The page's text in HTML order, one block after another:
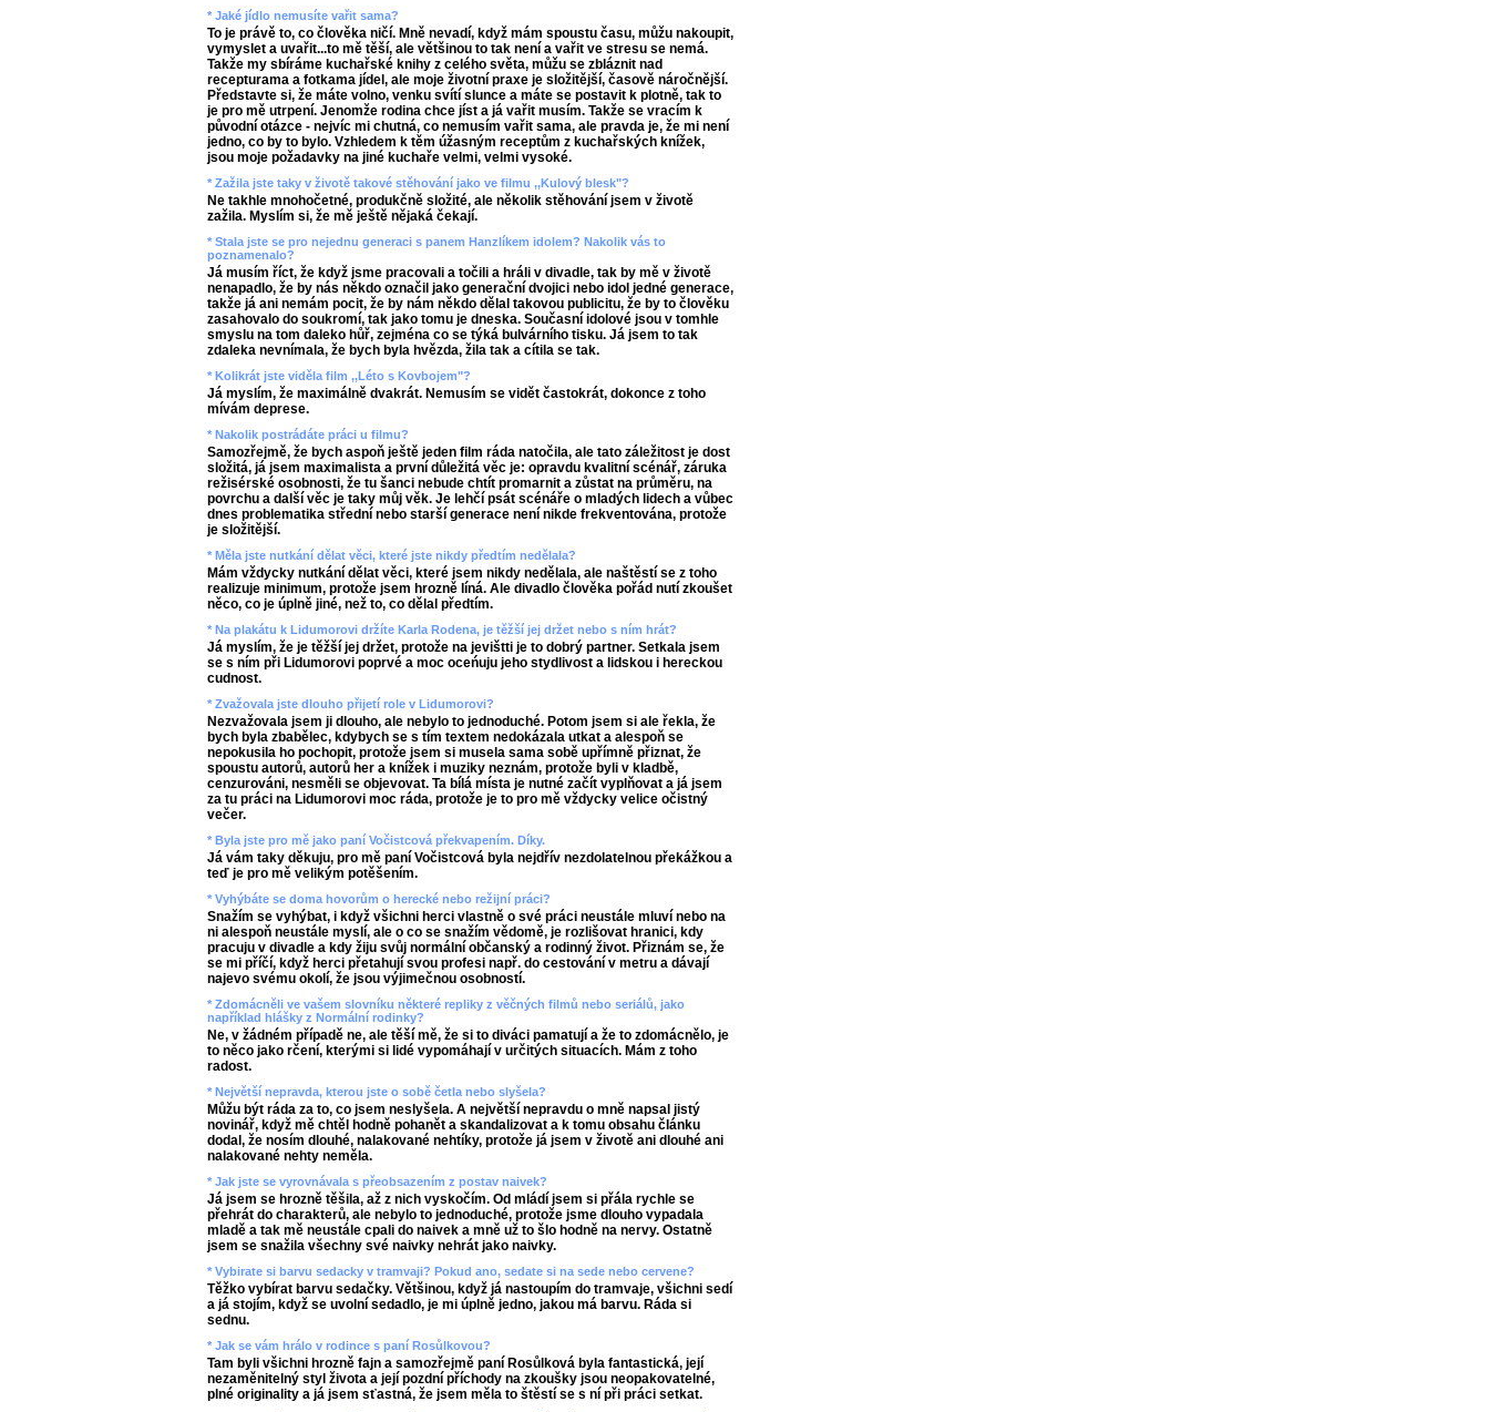
* Jaké jídlo nemusíte vařit sama?
To je právě to, co člověka ničí. Mně nevadí, když mám spoustu času, můžu nakoupit,
vymyslet a uvařit...to mě těší, ale většinou to tak není a vařit ve stresu se nemá.
Takže my sbíráme kuchařské knihy z celého světa, můžu se zbláznit nad
recepturama a fotkama jídel, ale moje životní praxe je složitější, časově náročnější.
Představte si, že máte volno, venku svítí slunce a máte se postavit k plotně, tak to
je pro mě utrpení. Jenomže rodina chce jíst a já vařit musím. Takže se vracím k
původní otázce - nejvíc mi chutná, co nemusím vařit sama, ale pravda je, že mi není
jedno, co by to bylo. Vzhledem k těm úžasným receptům z kuchařských knížek,
jsou moje požadavky na jiné kuchaře velmi, velmi vysoké.
* Zažila jste taky v životě takové stěhování jako ve filmu ,,Kulový blesk"?
Ne takhle mnohočetné, produkčně složité, ale několik stěhování jsem v životě
zažila. Myslím si, že mě ještě nějaká čekají.
* Stala jste se pro nejednu generaci s panem Hanzlíkem idolem? Nakolik vás to
poznamenalo?
Já musím říct, že když jsme pracovali a točili a hráli v divadle, tak by mě v životě
nenapadlo, že by nás někdo označil jako generační dvojici nebo idol jedné generace,
takže já ani nemám pocit, že by nám někdo dělal takovou publicitu, že by to člověku
zasahovalo do soukromí, tak jako tomu je dneska. Současní idolové jsou v tomhle
smyslu na tom daleko hůř, zejména co se týká bulvárního tisku. Já jsem to tak
zdaleka nevnímala, že bych byla hvězda, žila tak a cítila se tak.
* Kolikrát jste viděla film ,,Léto s Kovbojem"?
Já myslím, že maximálně dvakrát. Nemusím se vidět častokrát, dokonce z toho
mívám deprese.
* Nakolik postrádáte práci u filmu?
Samozřejmě, že bych aspoň ještě jeden film ráda natočila, ale tato záležitost je dost
složitá, já jsem maximalista a první důležitá věc je: opravdu kvalitní scénář, záruka
režisérské osobnosti, že tu šanci nebude chtít promarnit a zůstat na průměru, na
povrchu a další věc je taky můj věk. Je lehčí psát scénáře o mladých lidech a vůbec
dnes problematika střední nebo starší generace není nikde frekventována, protože
je složitější.
* Měla jste nutkání dělat věci, které jste nikdy předtím nedělala?
Mám vždycky nutkání dělat věci, které jsem nikdy nedělala, ale naštěstí se z toho
realizuje minimum, protože jsem hrozně líná. Ale divadlo člověka pořád nutí zkoušet
něco, co je úplně jiné, než to, co dělal předtím.
* Na plakátu k Lidumorovi držíte Karla Rodena, je těžší jej držet nebo s ním hrát?
Já myslím, že je těžší jej držet, protože na jevištti je to dobrý partner. Setkala jsem
se s ním při Lidumorovi poprvé a moc oceńuju jeho stydlivost a lidskou i hereckou
cudnost.
* Zvažovala jste dlouho přijetí role v Lidumorovi?
Nezvažovala jsem ji dlouho, ale nebylo to jednoduché. Potom jsem si ale řekla, že
bych byla zbabělec, kdybych se s tím textem nedokázala utkat a alespoň se
nepokusila ho pochopit, protože jsem si musela sama sobě upřímně přiznat, že
spoustu autorů, autorů her a knížek i muziky neznám, protože byli v kladbě,
cenzurováni, nesměli se objevovat. Ta bílá místa je nutné začít vyplňovat a já jsem
za tu práci na Lidumorovi moc ráda, protože je to pro mě vždycky velice očistný
večer.
* Byla jste pro mě jako paní Vočistcová překvapením. Díky.
Já vám taky děkuju, pro mě paní Vočistcová byla nejdřív nezdolatelnou překážkou a
teď je pro mě velikým potěšením.
* Vyhýbáte se doma hovorům o herecké nebo režijní práci?
Snažím se vyhýbat, i když všichni herci vlastně o své práci neustále mluví nebo na
ni alespoň neustále myslí, ale o co se snažím vědomě, je rozlišovat hranici, kdy
pracuju v divadle a kdy žiju svůj normální občanský a rodinný život. Přiznám se, že
se mi příčí, když herci přetahují svou profesi např. do cestování v metru a dávají
najevo svému okolí, že jsou výjimečnou osobností.
* Zdomácněli ve vašem slovníku některé repliky z věčných filmů nebo seriálů, jako
například hlášky z Normální rodinky?
Ne, v žádném případě ne, ale těší mě, že si to diváci pamatují a že to zdomácnělo, je
to něco jako rčení, kterými si lidé vypomáhají v určitých situacích. Mám z toho
radost.
* Největší nepravda, kterou jste o sobě četla nebo slyšela?
Můžu být ráda za to, co jsem neslyšela. A největší nepravdu o mně napsal jistý
novinář, když mě chtěl hodně pohanět a skandalizovat a k tomu obsahu článku
dodal, že nosím dlouhé, nalakované nehtíky, protože já jsem v životě ani dlouhé ani
nalakované nehty neměla.
* Jak jste se vyrovnávala s přeobsazením z postav naivek?
Já jsem se hrozně těšila, až z nich vyskočím. Od mládí jsem si přála rychle se
přehrát do charakterů, ale nebylo to jednoduché, protože jsme dlouho vypadala
mladě a tak mě neustále cpali do naivek a mně už to šlo hodně na nervy. Ostatně
jsem se snažila všechny své naivky nehrát jako naivky.
* Vybirate si barvu sedacky v tramvaji? Pokud ano, sedate si na sede nebo cervene?
Těžko vybírat barvu sedačky. Většinou, když já nastoupím do tramvaje, všichni sedí
a já stojím, když se uvolní sedadlo, je mi úplně jedno, jakou má barvu. Ráda si
sednu.
* Jak se vám hrálo v rodince s paní Rosůlkovou?
Tam byli všichni hrozně fajn a samozřejmě paní Rosůlková byla fantastická, její
nezaměnitelný styl života a její pozdní příchody na zkoušky jsou neopakovatelné,
plné originality a já jsem sťastná, že jsem měla to štěstí se s ní při práci setkat.